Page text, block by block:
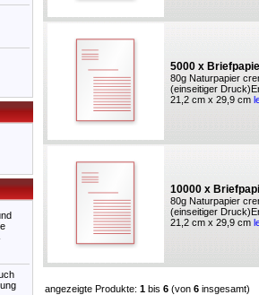
5000 x
80g Naturpapier
(einseitiger
21,2 cm x 29,9 cm
10000 x
80g Naturpapier
(einseitiger
21,2 cm x 29,9 cm
angezeigte Produkte: 1 bis 6 (von 6 insgesamt)